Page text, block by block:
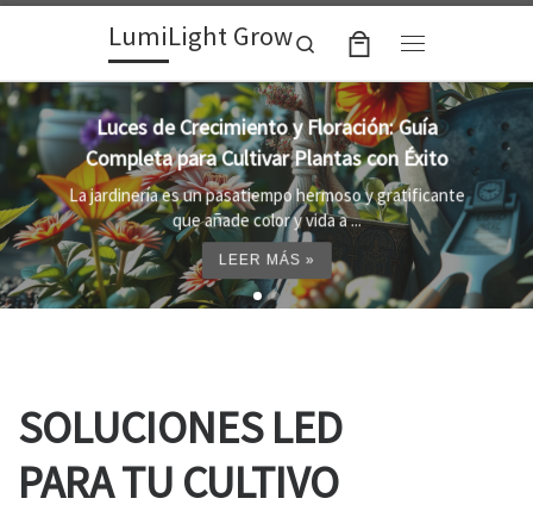
Skip to contentLumiLight Grow
Search
Lámparas para indoor: la clave para un
crecimiento óptimo de tus plantas
Al cultivar plantas en el interior, es importante
proporcionar el entorno adecuado ...
LEER MÁS »
SOLUCIONES LED
PARA TU CULTIVO